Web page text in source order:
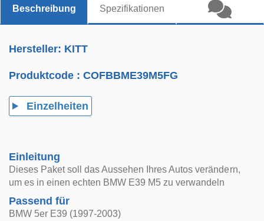
Beschreibung Spezifikationen
Hersteller: KITT
Produktcode :COFBBME39M5FG
Einzelheiten
Einleitung
Dieses Paket soll das Aussehen Ihres Autos verändern,
um es in einen echten BMW E39 M5 zu verwandeln
Passend für
BMW 5er E39 (1997-2003)